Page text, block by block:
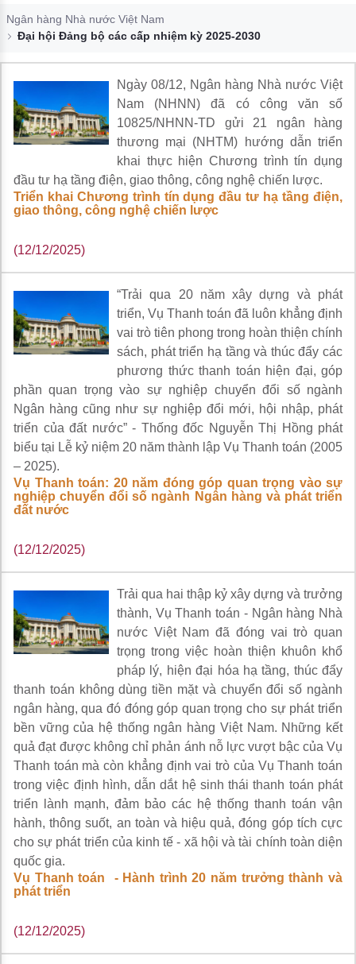
Đào tạo ISO
Ngân hàng Nhà nước Việt Nam
Đại hội Đảng bộ các cấp nhiệm kỳ 2025-2030
Triển khai Chương trình tín dụng đầu tư hạ tầng điện,
giao thông, công nghệ chiến lược
Ngày 08/12, Ngân hàng Nhà nước Việt
Nam (NHNN) đã có công văn số
10825/NHNN-TD gửi 21 ngân hàng
thương mại (NHTM) hướng dẫn triển
khai thực hiện Chương trình tín dụng
đầu tư hạ tầng điện, giao thông, công nghệ chiến lược.
(12/12/2025)
Vụ Thanh toán: 20 năm đóng góp quan trọng vào sự
nghiệp chuyển đổi số ngành Ngân hàng và phát triển
đất nước
“Trải qua 20 năm xây dựng và phát
triển, Vụ Thanh toán đã luôn khẳng định
vai trò tiên phong trong hoàn thiện chính
sách, phát triển hạ tầng và thúc đẩy các
phương thức thanh toán hiện đại, góp
phần quan trọng vào sự nghiệp chuyển đổi số ngành
Ngân hàng cũng như sự nghiệp đổi mới, hội nhập, phát
triển của đất nước” - Thống đốc Nguyễn Thị Hồng phát
biểu tại Lễ kỷ niệm 20 năm thành lập Vụ Thanh toán (2005
– 2025).
(12/12/2025)
Vụ Thanh toán - Hành trình 20 năm trưởng thành và
phát triển
Trải qua hai thập kỷ xây dựng và trưởng
thành, Vụ Thanh toán - Ngân hàng Nhà
nước Việt Nam đã đóng vai trò quan
trọng trong việc hoàn thiện khuôn khổ
pháp lý, hiện đại hóa hạ tầng, thúc đẩy
thanh toán không dùng tiền mặt và chuyển đổi số ngành
ngân hàng, qua đó đóng góp quan trọng cho sự phát triển
bền vững của hệ thống ngân hàng Việt Nam. Những kết
quả đạt được không chỉ phản ánh nỗ lực vượt bậc của Vụ
Thanh toán mà còn khẳng định vai trò của Vụ Thanh toán
trong việc định hình, dẫn dắt hệ sinh thái thanh toán phát
triển lành mạnh, đảm bảo các hệ thống thanh toán vận
hành, thông suốt, an toàn và hiệu quả, đóng góp tích cực
cho sự phát triển của kinh tế - xã hội và tài chính toàn diện
quốc gia.
(12/12/2025)